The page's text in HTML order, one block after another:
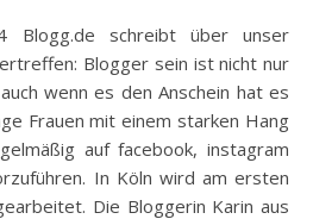
Blogger sein ist nicht nur
wenn es den Anschein hat es
Frauen mit einem starken Hang
auf facebook, instagram
In Köln wird am ersten
Die Bloggerin Karin aus